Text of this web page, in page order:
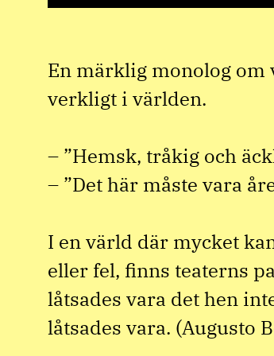
En märklig monolog om
verkligt i världen.
– ”Hemsk, tråkig och
– ”Det här måste vara
I en värld där mycket
eller fel, finns teaterns
låtsades vara det hen
låtsades vara. (Augusto